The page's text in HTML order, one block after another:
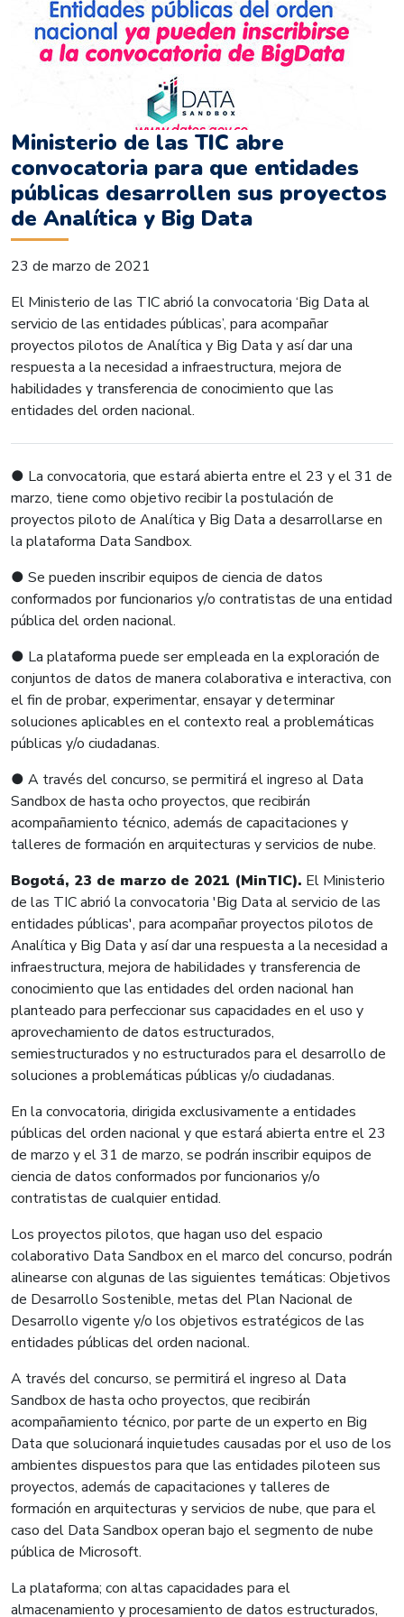
Ministerio de las TIC abre
convocatoria para que entidades
públicas desarrollen sus proyectos
de Analítica y Big Data
23 de marzo de 2021
El Ministerio de las TIC abrió la convocatoria ‘Big Data al
servicio de las entidades públicas’, para acompañar
proyectos pilotos de Analítica y Big Data y así dar una
respuesta a la necesidad a infraestructura, mejora de
habilidades y transferencia de conocimiento que las
entidades del orden nacional.
● La convocatoria, que estará abierta entre el 23 y el 31 de
marzo, tiene como objetivo recibir la postulación de
proyectos piloto de Analítica y Big Data a desarrollarse en
la plataforma Data Sandbox.
● Se pueden inscribir equipos de ciencia de datos
conformados por funcionarios y/o contratistas de una entidad
pública del orden nacional.
● La plataforma puede ser empleada en la exploración de
conjuntos de datos de manera colaborativa e interactiva, con
el fin de probar, experimentar, ensayar y determinar
soluciones aplicables en el contexto real a problemáticas
públicas y/o ciudadanas.
● A través del concurso, se permitirá el ingreso al Data
Sandbox de hasta ocho proyectos, que recibirán
acompañamiento técnico, además de capacitaciones y
talleres de formación en arquitecturas y servicios de nube.
Bogotá, 23 de marzo de 2021 (MinTIC). El Ministerio
de las TIC abrió la convocatoria 'Big Data al servicio de las
entidades públicas', para acompañar proyectos pilotos de
Analítica y Big Data y así dar una respuesta a la necesidad a
infraestructura, mejora de habilidades y transferencia de
conocimiento que las entidades del orden nacional han
planteado para perfeccionar sus capacidades en el uso y
aprovechamiento de datos estructurados,
semiestructurados y no estructurados para el desarrollo de
soluciones a problemáticas públicas y/o ciudadanas.
En la convocatoria, dirigida exclusivamente a entidades
públicas del orden nacional y que estará abierta entre el 23
de marzo y el 31 de marzo, se podrán inscribir equipos de
ciencia de datos conformados por funcionarios y/o
contratistas de cualquier entidad.
Los proyectos pilotos, que hagan uso del espacio
colaborativo Data Sandbox en el marco del concurso, podrán
alinearse con algunas de las siguientes temáticas: Objetivos
de Desarrollo Sostenible, metas del Plan Nacional de
Desarrollo vigente y/o los objetivos estratégicos de las
entidades públicas del orden nacional.
A través del concurso, se permitirá el ingreso al Data
Sandbox de hasta ocho proyectos, que recibirán
acompañamiento técnico, por parte de un experto en Big
Data que solucionará inquietudes causadas por el uso de los
ambientes dispuestos para que las entidades piloteen sus
proyectos, además de capacitaciones y talleres de
formación en arquitecturas y servicios de nube, que para el
caso del Data Sandbox operan bajo el segmento de nube
pública de Microsoft.
La plataforma; con altas capacidades para el
almacenamiento y procesamiento de datos estructurados,